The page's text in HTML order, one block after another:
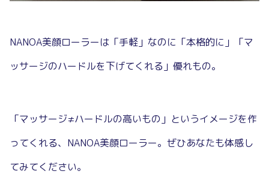
NANOA美顔ローラーは「手軽」なのに「本格的に」「マ
ッサージのハードルを下げてくれる」優れもの。
「マッサージ≠ハードルの高いもの」というイメージを作
ってくれる、NANOA美顔ローラー。ぜひあなたも体感し
てみてください。